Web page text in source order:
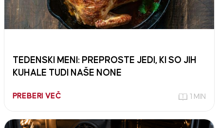
TEDENSKI MENI: PREPROSTE JEDI, KI SO JIH
KUHALE TUDI NAŠE NONE
PREBERI VEČ 1 MIN